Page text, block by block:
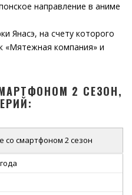
направление в аниме
Янасэ, на счету которого
«Мятежная компания» и
2 СЕЗОН,
со смартфоном 2 сезон